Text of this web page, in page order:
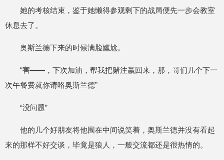
她的考核结束，鉴于她懒得参观剩下的战局便先一步会教室
休息去了。
奥斯兰德下来的时候满脸尴尬。
“害——，下次加油，帮我把赌注赢回来，那，哥们几个下一
次午餐费就你请咯奥斯兰德”
“没问题”
他的几个好朋友将他围在中间说笑着，奥斯兰德并没有看起
来的那样不好交谈，毕竟是狼人，一般交流都还是很热情的。